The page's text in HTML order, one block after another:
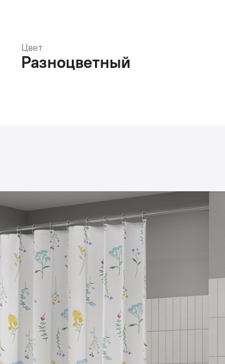
Цвет
Разноцветный